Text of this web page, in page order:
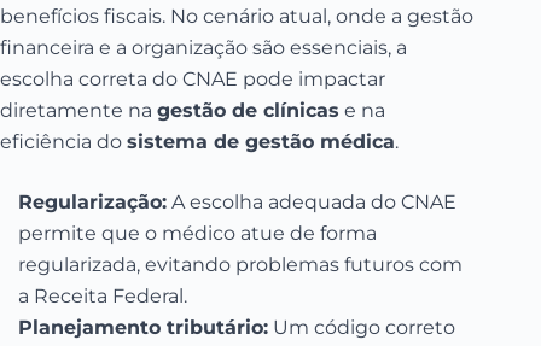
benefícios fiscais. No cenário atual, onde a gestão
financeira e a organização são essenciais, a
escolha correta do CNAE pode impactar
diretamente na gestão de clínicas e na
eficiência do sistema de gestão médica.
Regularização: A escolha adequada do CNAE
permite que o médico atue de forma
regularizada, evitando problemas futuros com
a Receita Federal.
Planejamento tributário: Um código correto